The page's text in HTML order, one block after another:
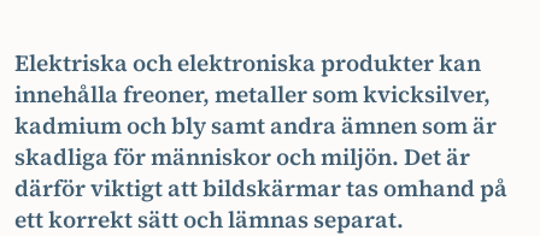
Elektriska och elektroniska produkter kan
innehålla freoner, metaller som kvicksilver,
kadmium och bly samt andra ämnen som är
skadliga för människor och miljön. Det är
därför viktigt att bildskärmar tas omhand på
ett korrekt sätt och lämnas separat.